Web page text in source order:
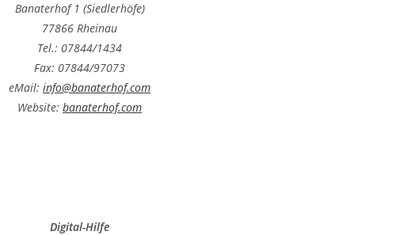
Banaterhof 1 (Siedlerhöfe)
77866 Rheinau
Tel.: 07844/1434
Fax: 07844/97073
eMail: info@banaterhof.com
Website: banaterhof.com
Digital-Hilfe